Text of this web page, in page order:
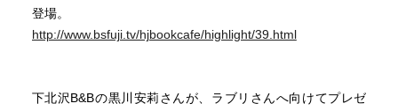
登場。
http://www.bsfuji.tv/hjbookcafe/highlight/39.html
下北沢B&Bの黒川安莉さんが、ラブリさんへ向けてプレゼ